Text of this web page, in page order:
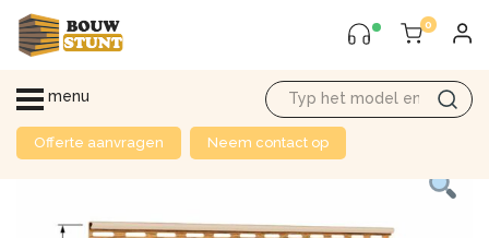
0
menu
Offerte aanvragen Neem contact op